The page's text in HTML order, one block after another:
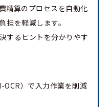
精算のプロセスを自動化
担を軽減します。
するヒントを分かりやす
OCR）で入力作業を削減